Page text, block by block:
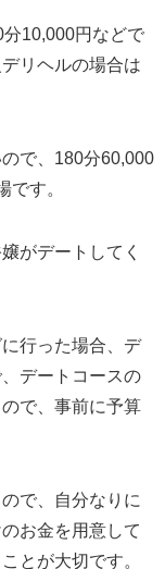
10,000円などで
リヘルの場合は
で、180分60,000
です。
がデートしてく
行った場合、デ
デートコースの
で、事前に予算
で、自分なりに
お金を用意して
とが大切です。